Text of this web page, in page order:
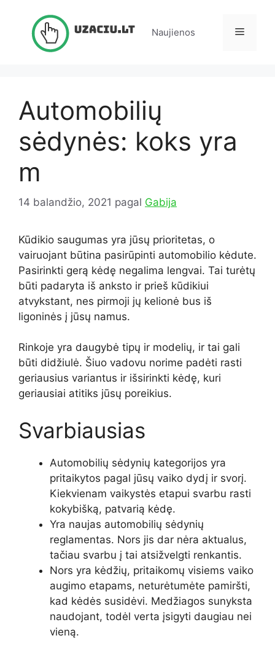
Naujienos Meniu
Automobilių
sėdynės: koks yra
m
14 balandžio, 2021 pagal Gabija
Kūdikio saugumas yra jūsų prioritetas, o
vairuojant būtina pasirūpinti automobilio kėdute.
Pasirinkti gerą kėdę negalima lengvai. Tai turėtų
būti padaryta iš anksto ir prieš kūdikiui
atvykstant, nes pirmoji jų kelionė bus iš
ligoninės į jūsų namus.
Rinkoje yra daugybė tipų ir modelių, ir tai gali
būti didžiulė. Šiuo vadovu norime padėti rasti
geriausius variantus ir išsirinkti kėdę, kuri
geriausiai atitiks jūsų poreikius.
Svarbiausias
Automobilių sėdynių kategorijos yra
pritaikytos pagal jūsų vaiko dydį ir svorį.
Kiekvienam vaikystės etapui svarbu rasti
kokybišką, patvarią kėdę.
Yra naujas automobilių sėdynių
reglamentas. Nors jis dar nėra aktualus,
tačiau svarbu į tai atsižvelgti renkantis.
Nors yra kėdžių, pritaikomų visiems vaiko
augimo etapams, neturėtumėte pamiršti,
kad kėdės susidėvi. Medžiagos sunyksta
naudojant, todėl verta įsigyti daugiau nei
vieną.